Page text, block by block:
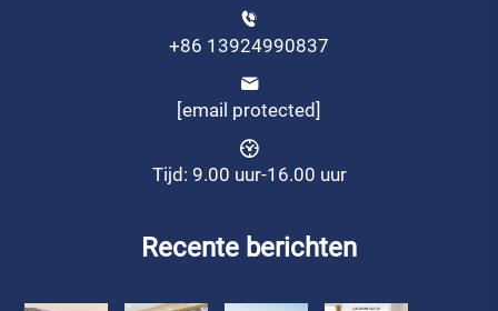
+86 13924990837
[email protected]
Tijd: 9.00 uur-16.00 uur
Recente berichten